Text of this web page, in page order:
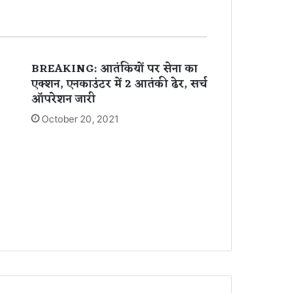
BREAKING: आतंकियों पर सेना का
एक्शन, एनकाउंटर में 2 आतंकी ढेर, सर्च
ऑपरेशन जारी
October 20, 2021